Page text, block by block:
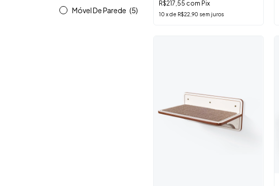
Móvel De Parede (5)
R$217,55 com Pix
10 xde R$22,90 sem juros